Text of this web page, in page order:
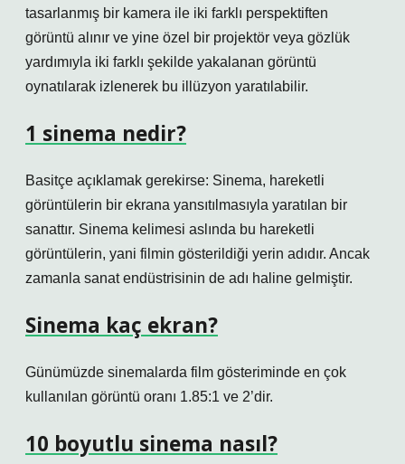
tasarlanmış bir kamera ile iki farklı perspektiften
görüntü alınır ve yine özel bir projektör veya gözlük
yardımıyla iki farklı şekilde yakalanan görüntü
oynatılarak izlenerek bu illüzyon yaratılabilir.
1 sinema nedir?
Basitçe açıklamak gerekirse: Sinema, hareketli
görüntülerin bir ekrana yansıtılmasıyla yaratılan bir
sanattır. Sinema kelimesi aslında bu hareketli
görüntülerin, yani filmin gösterildiği yerin adıdır. Ancak
zamanla sanat endüstrisinin de adı haline gelmiştir.
Sinema kaç ekran?
Günümüzde sinemalarda film gösteriminde en çok
kullanılan görüntü oranı 1.85:1 ve 2’dir.
10 boyutlu sinema nasıl?